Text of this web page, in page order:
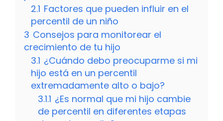
2.1 Factores que pueden influir en el
percentil de un niño
3 Consejos para monitorear el
crecimiento de tu hijo
3.1 ¿Cuándo debo preocuparme si mi
hijo está en un percentil
extremadamente alto o bajo?
3.1.1 ¿Es normal que mi hijo cambie
de percentil en diferentes etapas